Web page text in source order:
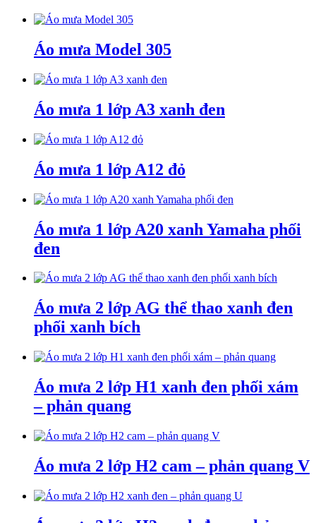
Áo mưa Model 305
Áo mưa 1 lớp A3 xanh đen
Áo mưa 1 lớp A12 đỏ
Áo mưa 1 lớp A20 xanh Yamaha phối
đen
Áo mưa 2 lớp AG thể thao xanh đen
phối xanh bích
Áo mưa 2 lớp H1 xanh đen phối xám
– phản quang
Áo mưa 2 lớp H2 cam – phản quang V